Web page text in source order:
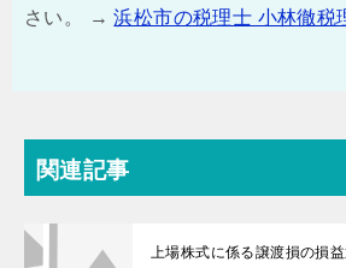
さい。 →浜松市の税理士 小林徹税
関連記事
上場株式に係る譲渡損の損